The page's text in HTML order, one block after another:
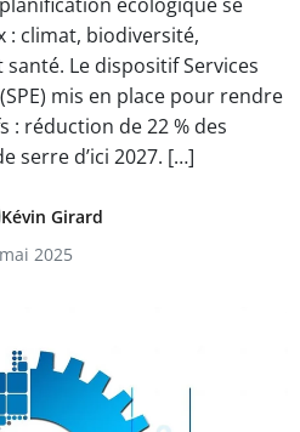
: climat, biodiversité,
Le dispositif Services
mis en place pour rendre
: réduction de 22 % des
serre d’ici 2027. […]
Kévin Girard
2025